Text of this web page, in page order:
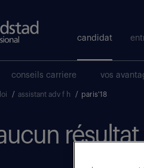
candidat
conseils carriere vos
/ assistant adv f h / paris'18